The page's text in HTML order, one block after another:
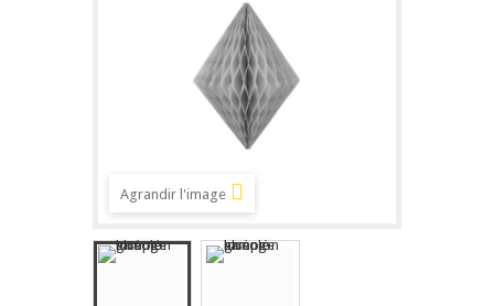
Agrandir l'image